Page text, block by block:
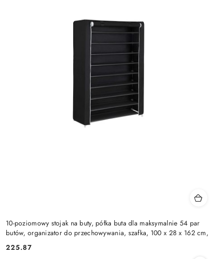
10-poziomowy stojak na buty, półka buta dla maksymalnie 54 par
butów, organizator do przechowywania, szafka, 100 x 28 x 162 cm,
Cena:
225.87